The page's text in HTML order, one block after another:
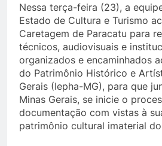
Nessa terça-feira (23), a
Estado de Cultura e Turismo
Caretagem de Paracatu para
técnicos, audiovisuais e
organizados e encaminhados
do Patrimônio Histórico e
Gerais (Iepha-MG), para que
Minas Gerais, se inicie o
documentação com vistas à
patrimônio cultural imaterial